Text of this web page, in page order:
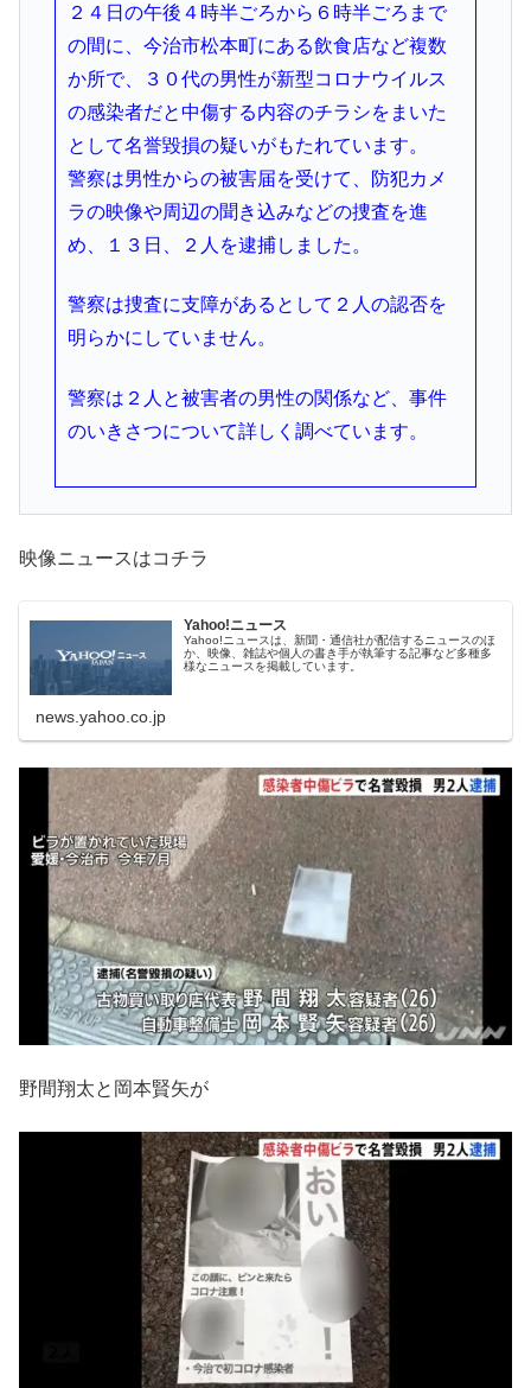
２４日の午後４時半ごろから６時半ごろまで
の間に、今治市松本町にある飲食店など複数
か所で、３０代の男性が新型コロナウイルス
の感染者だと中傷する内容のチラシをまいた
として名誉毀損の疑いがもたれています。
警察は男性からの被害届を受けて、防犯カメ
ラの映像や周辺の聞き込みなどの捜査を進
め、１３日、２人を逮捕しました。
警察は捜査に支障があるとして２人の認否を
明らかにしていません。
警察は２人と被害者の男性の関係など、事件
のいきさつについて詳しく調べています。
映像ニュースはコチラ
Yahoo!ニュース
Yahoo!ニュースは、新聞・通信社が配信するニュースのほ
か、映像、雑誌や個人の書き手が執筆する記事など多種多
様なニュースを掲載しています。
news.yahoo.co.jp
野間翔太と岡本賢矢が